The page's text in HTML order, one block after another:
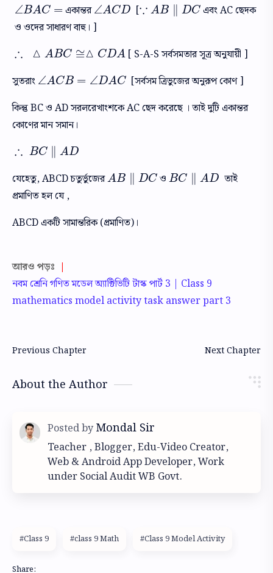
∠ BAC =
∠BAC= একান্তর∠ACD
∠ACD [∵ A B ∥ DC
∵AB∥D
এবং AC ছেদক
ও ওদের সাধারণ বাহু। ]
∴ △ A BC ≅△ C DA
∴ AB C≅△CDA
[ S-A-S সর্বসমতার সূত্র অনুযায়ী ]
সুতরাং ∠ACB = ∠ DAC
∠ACB=∠D AC
[সর্বসম ত্রিভুজের অনুরূপ কোণ ]
কিন্তু BC ও AD সরলরেখাংশকে AC ছেদ করেছে । তাই দুটি একান্তর
কোণের মান সমান।
∴ BC ∥ A D
∴ BC∥A
যেহেতু, ABCD চতুর্ভুজের A B ∥ DC
AB∥ ওBC ∥ A D
BC∥A D
তাই
প্রমাণিত হল যে ,
ABCD একটি সামান্তরিক (প্রমাণিত)।
আরও পড়ঃ |
নবম শ্রেনি গণিত মডেল অ্যাক্টিভিটি টাস্ক পার্ট 3 | Class 9
mathematics model activity task answer part 3
About the Author
Teacher , Blogger, Edu-Video Creator,
Web & Android App Developer, Work
under Social Audit WB Govt.
#Class 9 #class 9 Math #Class 9 Model Activity